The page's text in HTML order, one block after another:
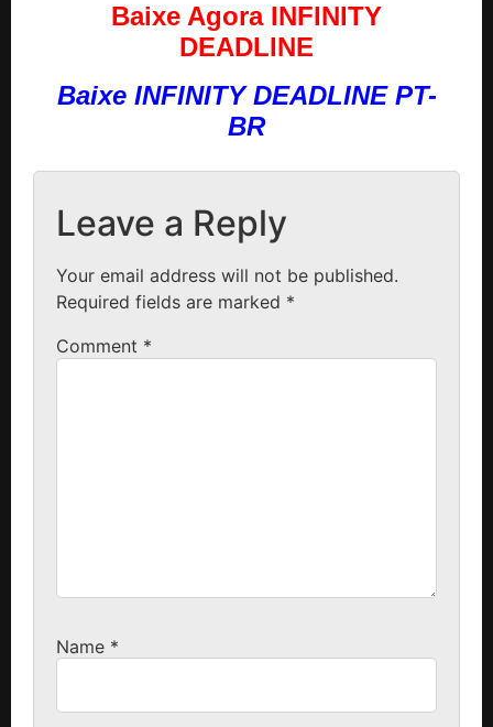
Baixe Agora INFINITY
DEADLINE
Baixe INFINITY DEADLINE PT-
BR
Leave a Reply
Your email address will not be published.
Required fields are marked *
Comment *
Name *